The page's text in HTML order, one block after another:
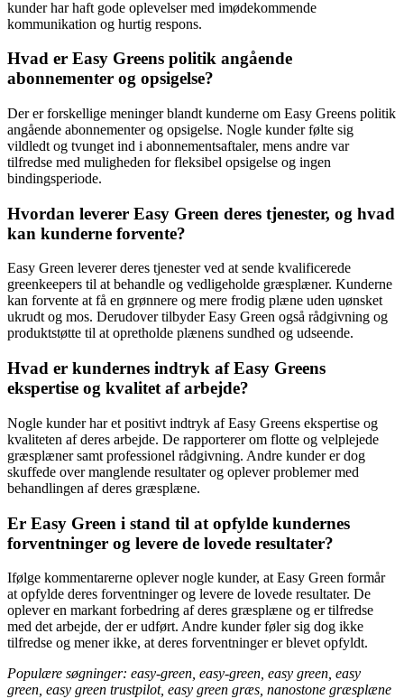
kunder har haft gode oplevelser med imødekommende
kommunikation og hurtig respons.
Hvad er Easy Greens politik angående
abonnementer og opsigelse?
Der er forskellige meninger blandt kunderne om Easy Greens politik
angående abonnementer og opsigelse. Nogle kunder følte sig
vildledt og tvunget ind i abonnementsaftaler, mens andre var
tilfredse med muligheden for fleksibel opsigelse og ingen
bindingsperiode.
Hvordan leverer Easy Green deres tjenester, og hvad
kan kunderne forvente?
Easy Green leverer deres tjenester ved at sende kvalificerede
greenkeepers til at behandle og vedligeholde græsplæner. Kunderne
kan forvente at få en grønnere og mere frodig plæne uden uønsket
ukrudt og mos. Derudover tilbyder Easy Green også rådgivning og
produktstøtte til at opretholde plænens sundhed og udseende.
Hvad er kundernes indtryk af Easy Greens
ekspertise og kvalitet af arbejde?
Nogle kunder har et positivt indtryk af Easy Greens ekspertise og
kvaliteten af deres arbejde. De rapporterer om flotte og velplejede
græsplæner samt professionel rådgivning. Andre kunder er dog
skuffede over manglende resultater og oplever problemer med
behandlingen af deres græsplæne.
Er Easy Green i stand til at opfylde kundernes
forventninger og levere de lovede resultater?
Ifølge kommentarerne oplever nogle kunder, at Easy Green formår
at opfylde deres forventninger og levere de lovede resultater. De
oplever en markant forbedring af deres græsplæne og er tilfredse
med det arbejde, der er udført. Andre kunder føler sig dog ikke
tilfredse og mener ikke, at deres forventninger er blevet opfyldt.
Populære søgninger: easy-green, easy-green, easy green, easy
green, easy green trustpilot, easy green græs, nanostone græsplæne